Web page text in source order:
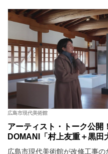
広島市現代美術館
アーティスト・トーク公開
DOMANI「村上友重＋黒田
広島市現代美術館が改修工事